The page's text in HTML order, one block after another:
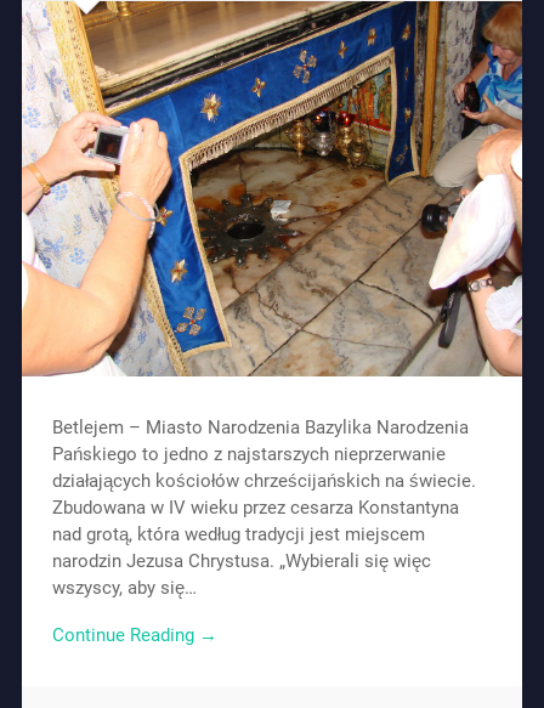
Betlejem – Miasto Narodzenia Bazylika Narodzenia
Pańskiego to jedno z najstarszych nieprzerwanie
działających kościołów chrześcijańskich na świecie.
Zbudowana w IV wieku przez cesarza Konstantyna
nad grotą, która według tradycji jest miejscem
narodzin Jezusa Chrystusa. „Wybierali się więc
wszyscy, aby się…
Continue Reading →